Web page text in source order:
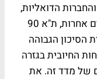
והחברות הדואליות,
אם זה טבע, נובה, קמטק וטאואר. במילים אחרות, ת"א 90
הסיכון הגבוהה
החיובית בגזרה
של מדד זה. את